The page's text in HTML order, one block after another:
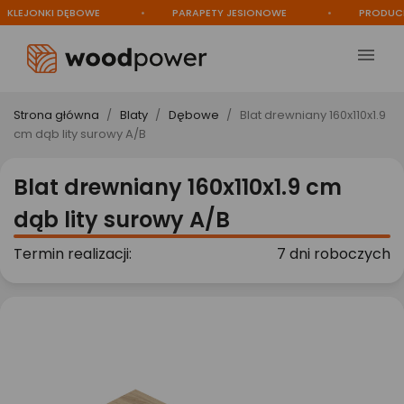
DĘBOWE PARAPETY JESIONOWE PRODUCENT

Strona główna Blaty Dębowe
Blat drewniany 160x110x1.9
cm dąb lity surowy A/B
Blat drewniany 160x110x1.9 cm
dąb lity surowy A/B
Termin realizacji: 7 dni roboczych